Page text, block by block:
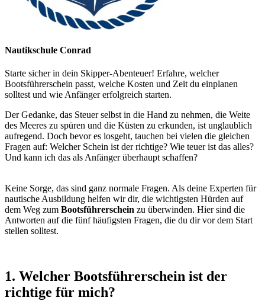
Nautikschule Conrad
Starte sicher in dein Skipper-Abenteuer! Erfahre, welcher
Bootsführerschein passt, welche Kosten und Zeit du einplanen
solltest und wie Anfänger erfolgreich starten.
Der Gedanke, das Steuer selbst in die Hand zu nehmen, die Weite
des Meeres zu spüren und die Küsten zu erkunden, ist unglaublich
aufregend. Doch bevor es losgeht, tauchen bei vielen die gleichen
Fragen auf: Welcher Schein ist der richtige? Wie teuer ist das alles?
Und kann ich das als Anfänger überhaupt schaffen?
Keine Sorge, das sind ganz normale Fragen. Als deine Experten für
nautische Ausbildung helfen wir dir, die wichtigsten Hürden auf
dem Weg zum Bootsführerschein zu überwinden. Hier sind die
Antworten auf die fünf häufigsten Fragen, die du dir vor dem Start
stellen solltest.
1. Welcher Bootsführerschein ist der
richtige für mich?